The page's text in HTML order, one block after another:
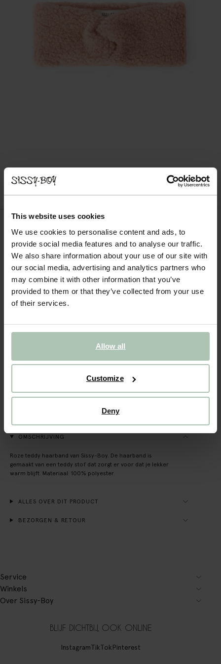
This website uses cookies
We use cookies to personalise content and ads, to
provide social media features and to analyse our traffic.
We also share information about your use of our site with
our social media, advertising and analytics partners who
may combine it with other information that you’ve
provided to them or that they’ve collected from your use
of their services.
Allow all
Customize
Deny
- 60%
Roze teddy haarband
22.99 9.20
Gekozen maat: Onesize
Gratis verzending naar winkel
Achteraf betalen
OMSCHRIJVING
Roze teddy haarband van Sissy-Boy. De haarband is
gemaakt van een teddy stof dat zorgt er voor dat je lekker
warm blijft. Materiaal: 100% polyester.
ALLES OVER DIT PRODUCT
BEZORGEN & RETOUR
Service
Winkels
Over Sissy-Boy
BLIJF DICHTBIJ, OOK ONLINE
InstagramTikTokPinterest